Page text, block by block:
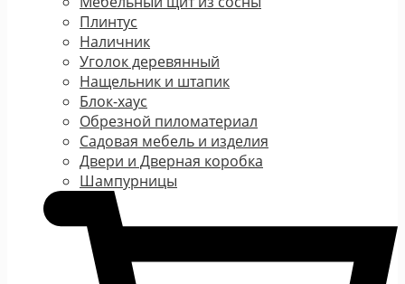
Плинтус
Наличник
Уголок деревянный
Нащельник и штапик
Блок-хаус
Обрезной пиломатериал
Садовая мебель и изделия
Двери и Дверная коробка
Шампурницы